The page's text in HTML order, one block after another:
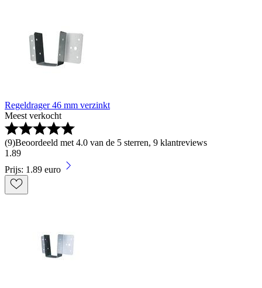
Regeldrager 46 mm verzinkt
Meest verkocht
(9)Beoordeeld met 4.0 van de 5 sterren, 9 klantreviews
1 .89
Prijs: 1.89 euro